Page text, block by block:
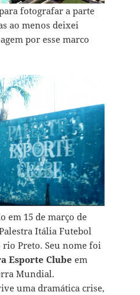
fotografar a parte
ao menos deixei
por esse marco
em 15 de março de
Itália Futebol
rio Preto. Seu nome foi
Esporte Clube em
Mundial.
uma dramática crise,